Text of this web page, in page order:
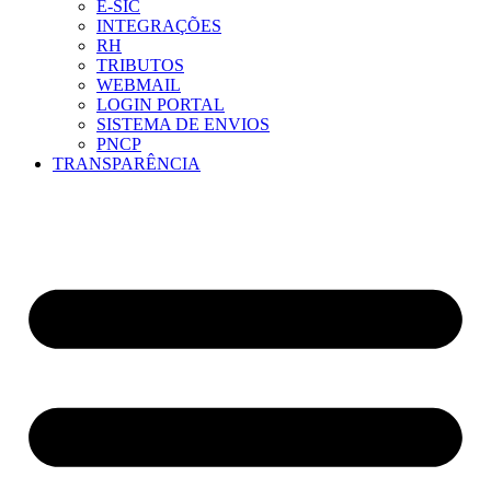
E-SIC
INTEGRAÇÕES
RH
TRIBUTOS
WEBMAIL
LOGIN PORTAL
SISTEMA DE ENVIOS
PNCP
TRANSPARÊNCIA